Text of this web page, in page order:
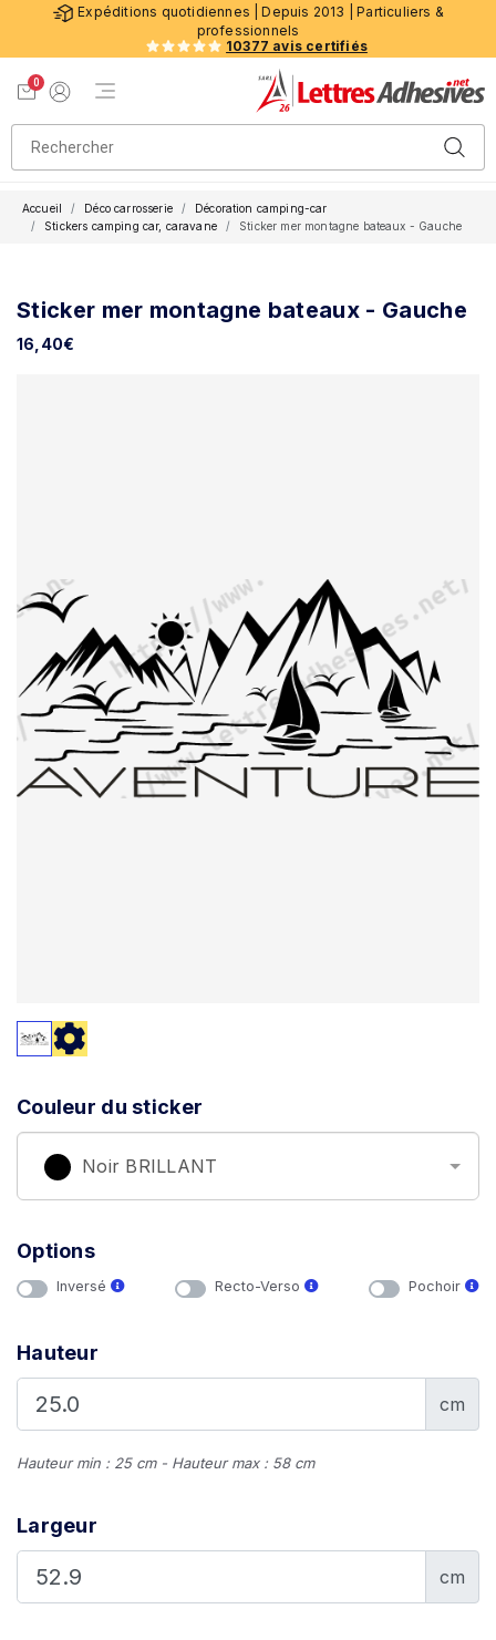
Expéditions quotidiennes | Depuis 2013 | Particuliers &
professionnels
10377 avis certifiés
0
Menu de navigation
Accueil Déco carrosserie
Décoration camping-car
Stickers camping car, caravane
Sticker mer montagne bateaux - Gauche
Sticker mer montagne bateaux - Gauche
16,40€
Couleur du sticker
Noir BRILLANT
Options
Inversé Recto-Verso Pochoir
Hauteur
cm
Hauteur min : 25 cm - Hauteur max : 58 cm
Largeur
cm